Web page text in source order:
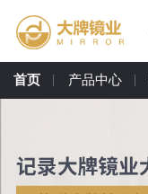
首页 产品中心